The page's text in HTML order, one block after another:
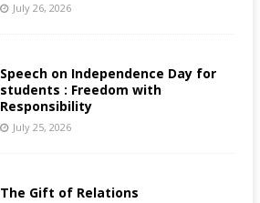
July 26, 2026
Speech on Independence Day for
students : Freedom with
Responsibility
July 25, 2026
The Gift of Relations